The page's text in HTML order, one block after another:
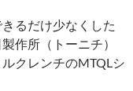
るだけ少なくした
作所（トーニチ）
クレンチのMTQLシ